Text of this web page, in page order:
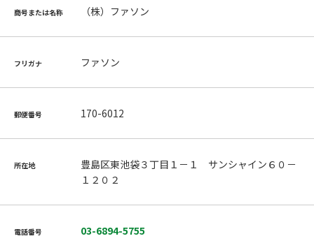
商号または名称 （株）ファソン
フリガナ ファソン
郵便番号 170-6012
所在地
豊島区東池袋３丁目１－１ サンシャイン６０－
１２０２
電話番号 03-6894-5755